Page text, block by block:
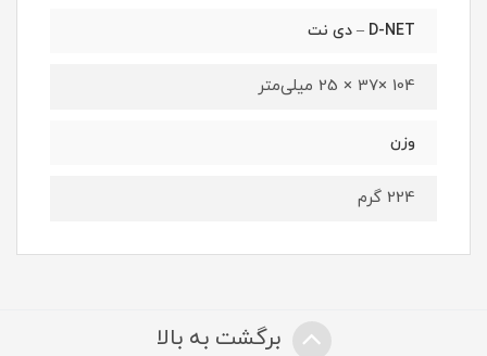
D-NET – دی نت
104 ×37 × 25 میلی‌متر
وزن
224 گرم
برگشت به بالا